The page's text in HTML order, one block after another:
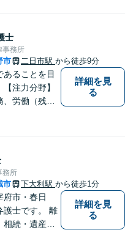
士
事務所
市 二日市駅 から徒歩9分
あることを目
注力分野】
、労働（残
詳細を見
る
務所
市 下大利駅 から徒歩1分
府市・春日
護士です。 離
続・遺産分
詳細を見
る